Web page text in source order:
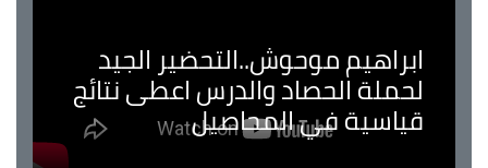
ابراهيم موحوش..التحضير الجيد
لحملة الحصاد والدرس اعطى نتائج
قياسية في المحاصيل